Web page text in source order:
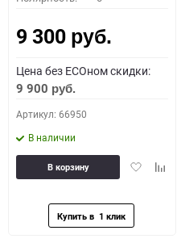
9 300 руб.
Цена без ECOном скидки:
9 900 руб.
Артикул: 66950
В наличии
Добавить
В корзину